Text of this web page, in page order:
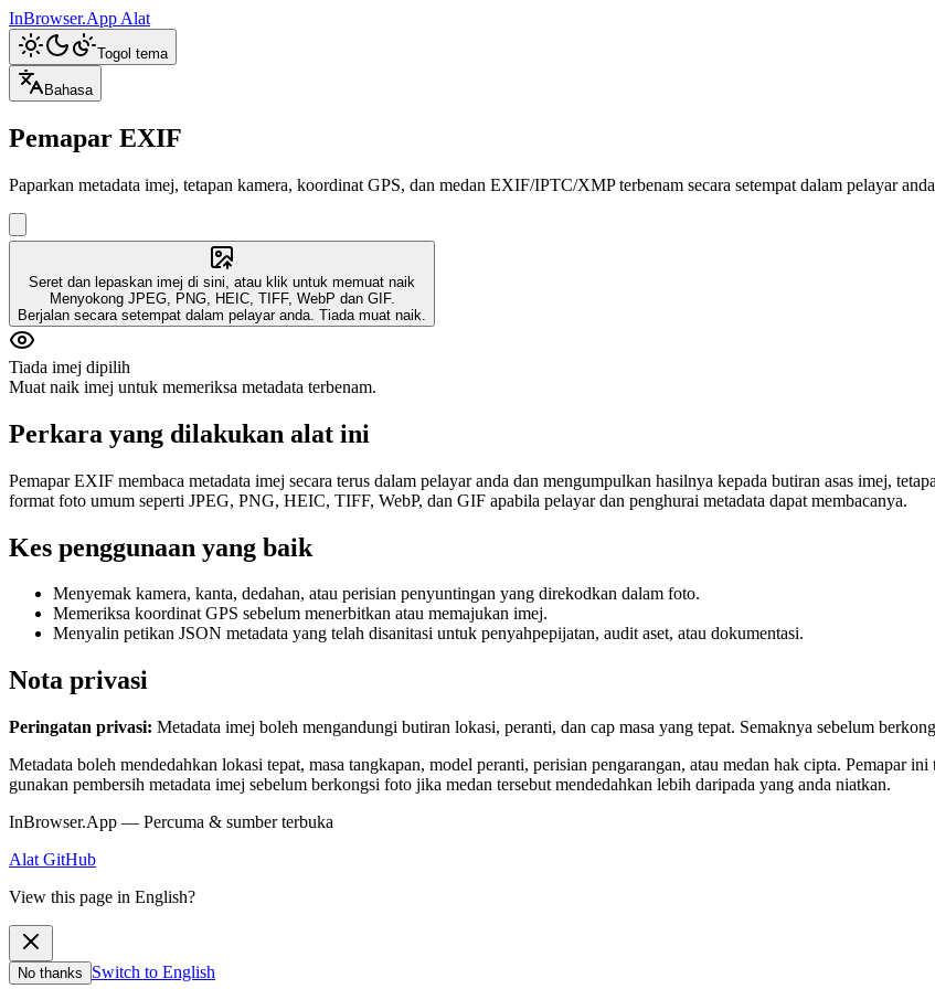
InBrowser.App Alat
Togol tema
Bahasa
Pemapar EXIF
Paparkan metadata imej, tetapan kamera, koordinat GPS, dan medan EXIF/IPTC/XMP terbenam secara setempat dalam pelayar
Seret dan lepaskan imej di sini, atau klik untuk memuat naik
Menyokong JPEG, PNG, HEIC, TIFF, WebP dan GIF.
Berjalan secara setempat dalam pelayar anda. Tiada muat naik.
Tiada imej dipilih
Muat naik imej untuk memeriksa metadata terbenam.
Perkara yang dilakukan alat ini
Pemapar EXIF membaca metadata imej secara terus dalam pelayar anda dan mengumpulkan hasilnya kepada butiran asas imej,
format foto umum seperti JPEG, PNG, HEIC, TIFF, WebP, dan GIF apabila pelayar dan penghurai metadata dapat membacanya.
Kes penggunaan yang baik
Menyemak kamera, kanta, dedahan, atau perisian penyuntingan yang direkodkan dalam foto.
Memeriksa koordinat GPS sebelum menerbitkan atau memajukan imej.
Menyalin petikan JSON metadata yang telah disanitasi untuk penyahpepijatan, audit aset, atau dokumentasi.
Nota privasi
Peringatan privasi: Metadata imej boleh mengandungi butiran lokasi, peranti, dan cap masa yang tepat. Semaknya sebelum
Metadata boleh mendedahkan lokasi tepat, masa tangkapan, model peranti, perisian pengarangan, atau medan hak cipta. Pemapar
gunakan pembersih metadata imej sebelum berkongsi foto jika medan tersebut mendedahkan lebih daripada yang anda niatkan.
InBrowser.App — Percuma & sumber terbuka
Alat GitHub
View this page in English?
No thanks Switch to English